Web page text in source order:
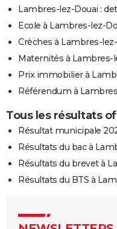
Lambres-lez-Douai :
Ecole à Lambres-lez-
Crèches à Lambres-
Maternités à Lambres-
Prix immobilier à
Référendum à
Tous les résultats
Résultat municipale
Résultats du bac à
Résultats du brevet à
Résultats du BTS à